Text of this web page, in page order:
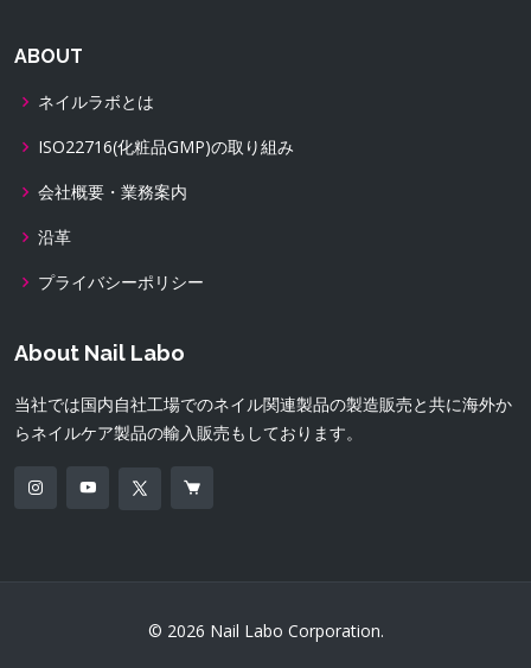
ABOUT
ネイルラボとは
ISO22716(化粧品GMP)の取り組み
会社概要・業務案内
沿革
プライバシーポリシー
About Nail Labo
当社では国内自社工場でのネイル関連製品の製造販売と共に海外か
らネイルケア製品の輸入販売もしております。
© 2026 Nail Labo Corporation.